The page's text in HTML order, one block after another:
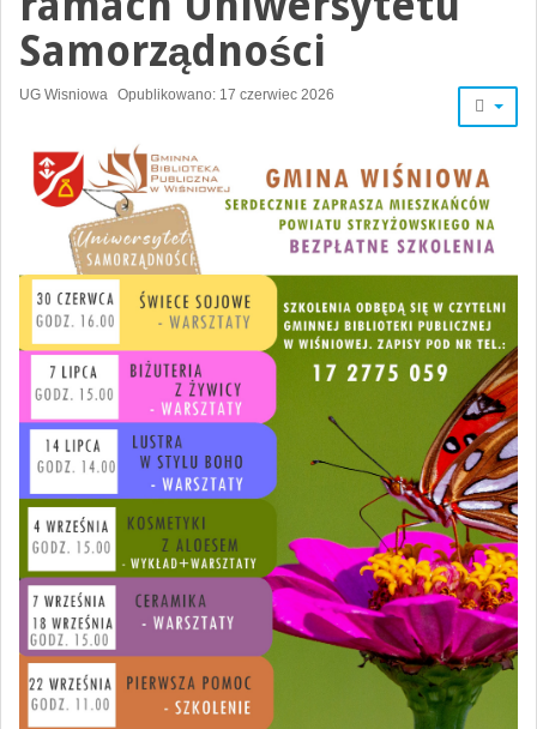
Samorządności
UG Wisniowa Opublikowano: 17 czerwiec 2026